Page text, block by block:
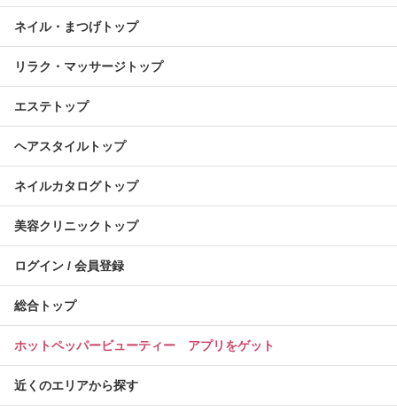
ネイル・まつげトップ
リラク・マッサージトップ
エステトップ
ヘアスタイルトップ
ネイルカタログトップ
美容クリニックトップ
ログイン / 会員登録
総合トップ
ホットペッパービューティー アプリをゲット
近くのエリアから探す